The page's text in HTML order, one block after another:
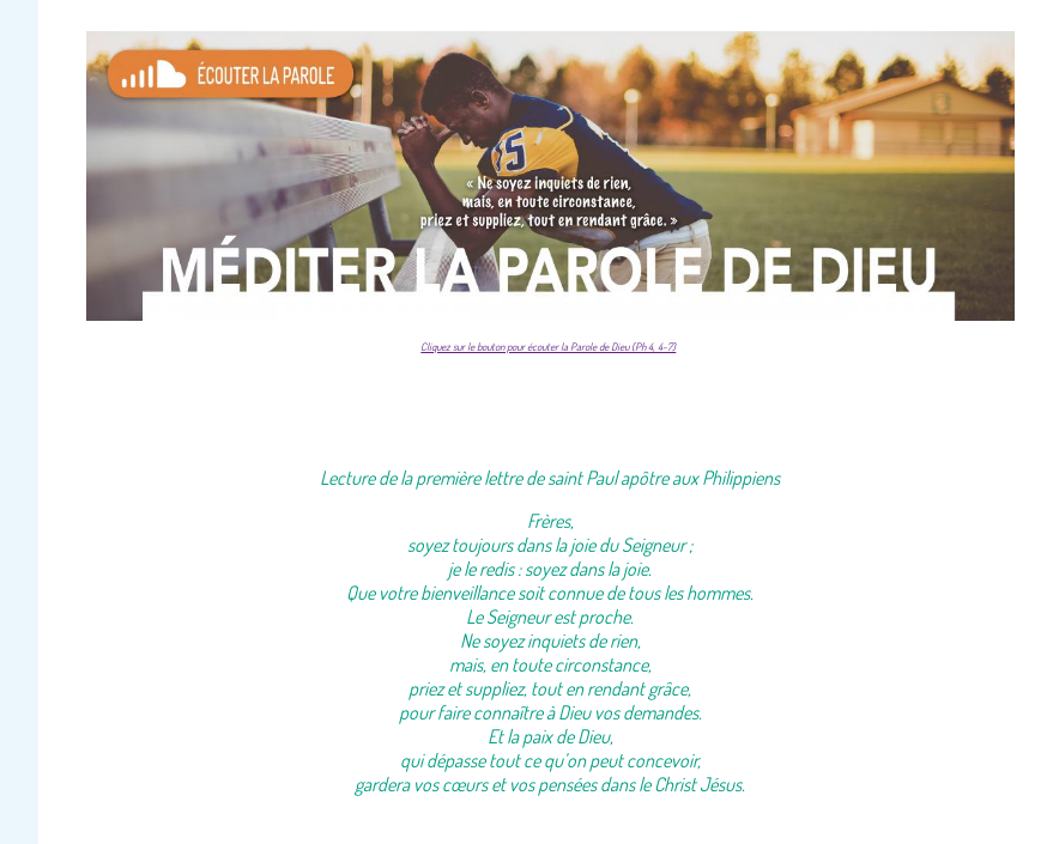
Cliquez sur le bouton pour écouter la Parole de Dieu (Ph 4, 4-7)
Lecture de la première lettre de saint Paul apôtre aux Philippiens
Frères,
soyez toujours dans la joie du Seigneur ;
je le redis : soyez dans la joie.
Que votre bienveillance soit connue de tous les hommes.
Le Seigneur est proche.
Ne soyez inquiets de rien,
mais, en toute circonstance,
priez et suppliez, tout en rendant grâce,
pour faire connaître à Dieu vos demandes.
Et la paix de Dieu,
qui dépasse tout ce qu’on peut concevoir,
gardera vos cœurs et vos pensées dans le Christ Jésus.